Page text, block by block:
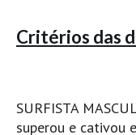
Peniche - Consolação
Critérios das
SURFISTA
superou e cativou